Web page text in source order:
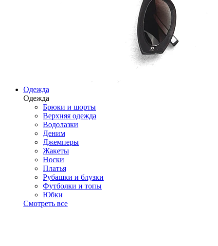
Одежда
Одежда
Брюки и шорты
Верхняя одежда
Водолазки
Деним
Джемперы
Жакеты
Носки
Платья
Рубашки и блузки
Футболки и топы
Юбки
Смотреть все